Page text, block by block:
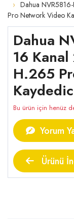
Dahua
Pro Network Video
Dahua
16 Kanal
H.265
Bu ürün için henüz
Yorum
Ürünü